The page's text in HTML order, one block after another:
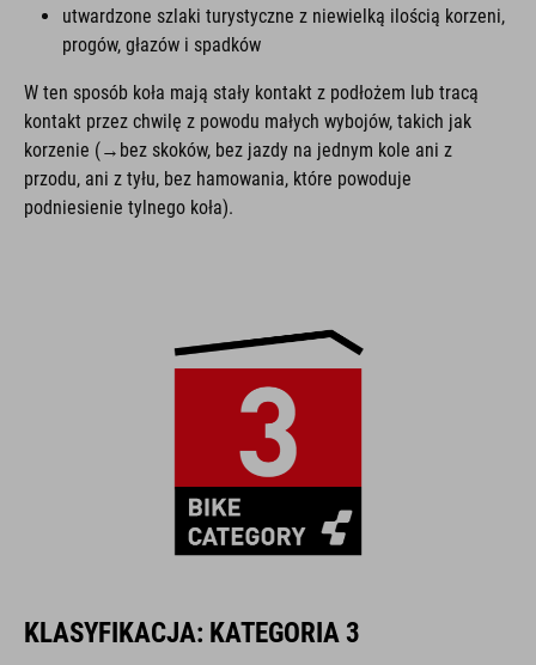
utwardzone szlaki turystyczne z niewielką ilością korzeni,
progów, głazów i spadków
W ten sposób koła mają stały kontakt z podłożem lub tracą
kontakt przez chwilę z powodu małych wybojów, takich jak
korzenie (→bez skoków, bez jazdy na jednym kole ani z
przodu, ani z tyłu, bez hamowania, które powoduje
podniesienie tylnego koła).
KLASYFIKACJA: KATEGORIA 3